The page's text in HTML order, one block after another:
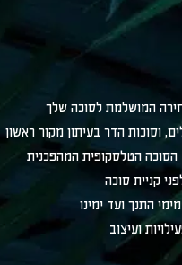
המושלמת לסוכה שלך
וסוכות הדר בעיתון מקור ראשון
קניית סוכה
התנך ועד ימינו
ועיצוב